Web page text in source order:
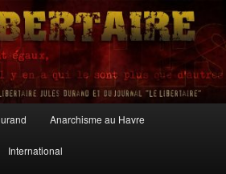
Anarchisme au Havre
International